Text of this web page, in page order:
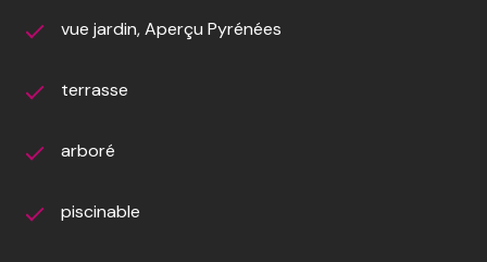
propriété.
Travaux de rafraîchissement à prévoir.
vue jardin, Aperçu Pyrénées
terrasse
arboré
piscinable